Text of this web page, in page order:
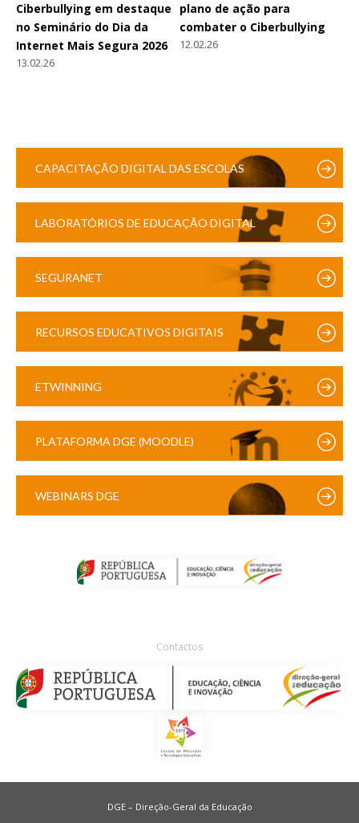
Ciberbullying em destaque
no Seminário do Dia da
Internet Mais Segura 2026
13.02.26
plano de ação para
combater o Ciberbullying
12.02.26
CAPACITAÇÃO DIGITAL DAS ESCOLAS
LABORATÓRIOS DE EDUCAÇÃO DIGITAL
SEGURANET
RECURSOS EDUCATIVOS DIGITAIS
ETWINNING
PLATAFORMA DGE (MOODLE)
WEBINARS DGE
Contactos
DGE – Direção-Geral da Educação